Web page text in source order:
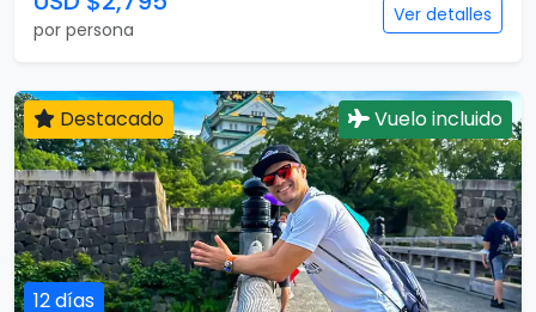
por persona
Ver detalles
12 días
Destacado Vuelo incluido